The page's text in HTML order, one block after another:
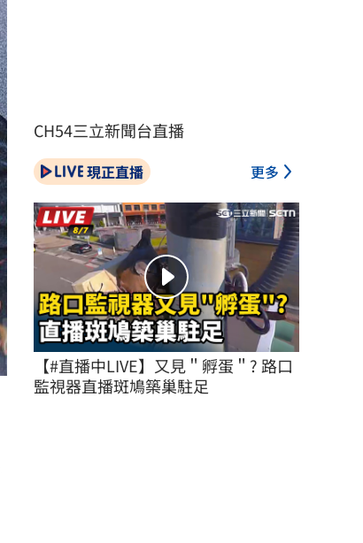
CH54三立新聞台直播
現正直播 更多
【#直播中LIVE】又見＂孵蛋＂? 路口
監視器直播斑鳩築巢駐足